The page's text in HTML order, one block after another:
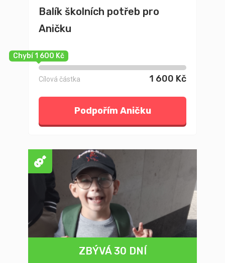
Balík školních potřeb pro
Aničku
Chybí 1 600 Kč
Cílová částka 1 600 Kč
Podpořím Aničku
ZBÝVÁ 30 DNÍ